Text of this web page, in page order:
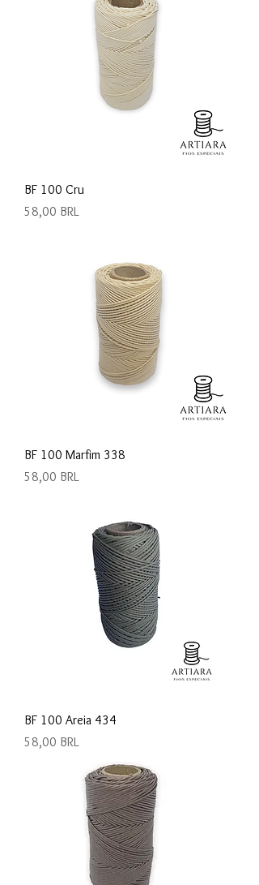
BF 100 Cru
Precio
58,00 BRL
BF 100 Marfim 338
Precio
58,00 BRL
BF 100 Areia 434
Precio
58,00 BRL